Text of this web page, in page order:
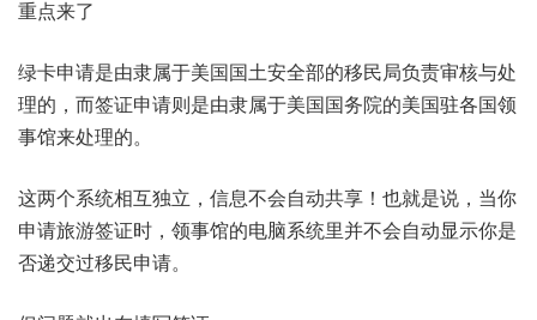
重点来了
绿卡申请是由隶属于美国国土安全部的移民局负责审核与处
理的，而签证申请则是由隶属于美国国务院的美国驻各国领
事馆来处理的。
这两个系统相互独立，信息不会自动共享！也就是说，当你
申请旅游签证时，领事馆的电脑系统里并不会自动显示你是
否递交过移民申请。